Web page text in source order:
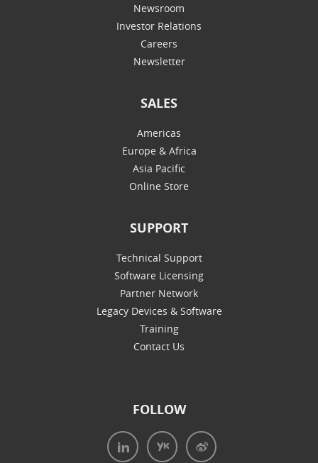
Newsroom
Investor Relations
Careers
Newsletter
SALES
Americas
Europe & Africa
Asia Pacific
Online Store
SUPPORT
Technical Support
Software Licensing
Partner Network
Legacy Devices & Software
Training
Contact Us
FOLLOW